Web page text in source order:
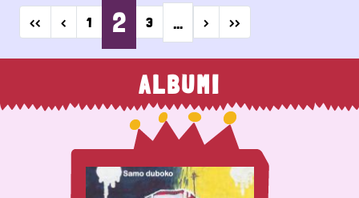
‹‹ First page
‹ Previous page
1 2 3 … › Next page
››
ALBUMI